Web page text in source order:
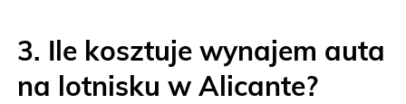
3. Ile kosztuje wynajem auta
na lotnisku w Alicante?